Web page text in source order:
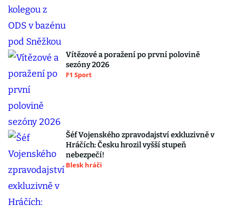
Vítězové a poražení po první polovině
sezóny 2026
F1 Sport
Šéf Vojenského zpravodajství exkluzivně v
Hráčích: Česku hrozil vyšší stupeň
nebezpečí!
Blesk hráči